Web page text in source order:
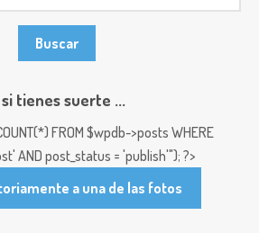
tienes suerte ...
FROM $wpdb->posts WHERE
AND post_status = 'publish'"); ?>
a una de las fotos